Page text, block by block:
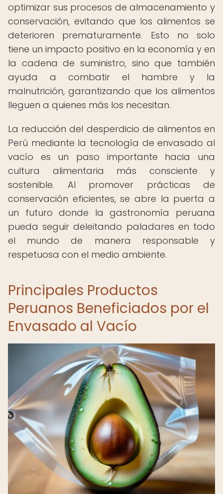
optimizar sus procesos de almacenamiento y
conservación, evitando que los alimentos se
deterioren prematuramente. Esto no solo
tiene un impacto positivo en la economía y en
la cadena de suministro, sino que también
ayuda a combatir el hambre y la
malnutrición, garantizando que los alimentos
lleguen a quienes más los necesitan.
La reducción del desperdicio de alimentos en
Perú mediante la tecnología de envasado al
vacío es un paso importante hacia una
cultura alimentaria más consciente y
sostenible. Al promover prácticas de
conservación eficientes, se abre la puerta a
un futuro donde la gastronomía peruana
pueda seguir deleitando paladares en todo
el mundo de manera responsable y
respetuosa con el medio ambiente.
Principales Productos
Peruanos Beneficiados por el
Envasado al Vacío